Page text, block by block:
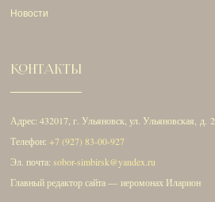
Новости
КОНТАКТЫ
Адрес: 432017, г. Ульяновск, ул. Ульяновская, д. 2
Телефон:+7 (927) 83-00-927
Эл. почта: sobor-simbirsk@yandex.ru
Главный редактор сайта — иеромонах Иларион